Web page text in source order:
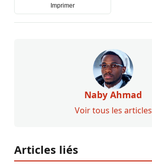
Imprimer
Naby Ahmad
Voir tous les articles
Articles liés